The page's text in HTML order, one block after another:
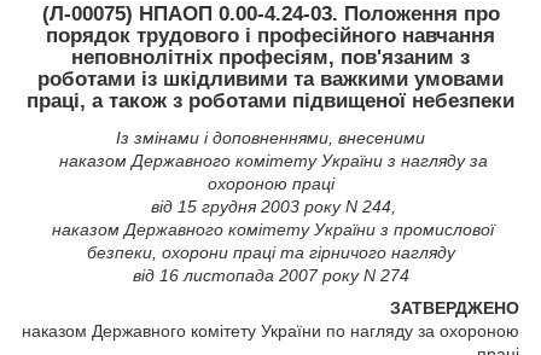
(Л-00075) НПАОП 0.00-4.24-03. Положення про
порядок трудового і професійного навчання
неповнолітніх професіям, пов'язаним з
роботами із шкідливими та важкими умовами
праці, а також з роботами підвищеної небезпеки
Із змінами і доповненнями, внесеними
наказом Державного комітету України з нагляду за
охороною праці
від 15 грудня 2003 року N 244,
наказом Державного комітету України з промислової
безпеки, охорони праці та гірничого нагляду
від 16 листопада 2007 року N 274
ЗАТВЕРДЖЕНО
наказом Державного комітету України по нагляду за охороною